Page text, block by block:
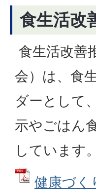
食生活改
食生活改善
会）は、食
ダーとして
示やごはん
しています。
健康づく